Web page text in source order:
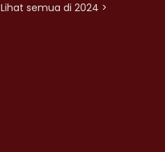
Lihat semua di 2024 >